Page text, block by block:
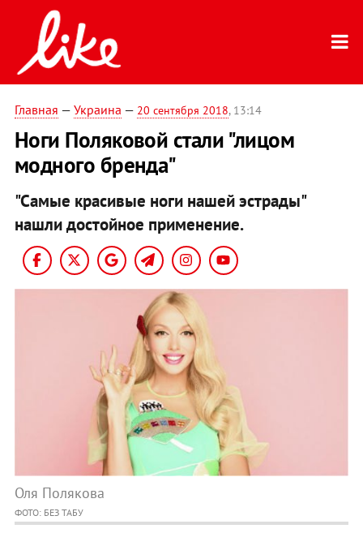
Главная — Украина — 20 сентября 2018, 13:14
Ноги Поляковой стали "лицом
модного бренда"
"Самые красивые ноги нашей эстрады"
нашли достойное применение.
Оля Полякова
ФОТО: БЕЗ ТАБУ